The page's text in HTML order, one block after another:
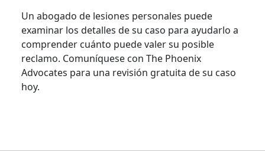
Un abogado de lesiones personales puede
examinar los detalles de su caso para ayudarlo a
comprender cuánto puede valer su posible
reclamo. Comuníquese con The Phoenix
Advocates para una revisión gratuita de su caso
hoy.